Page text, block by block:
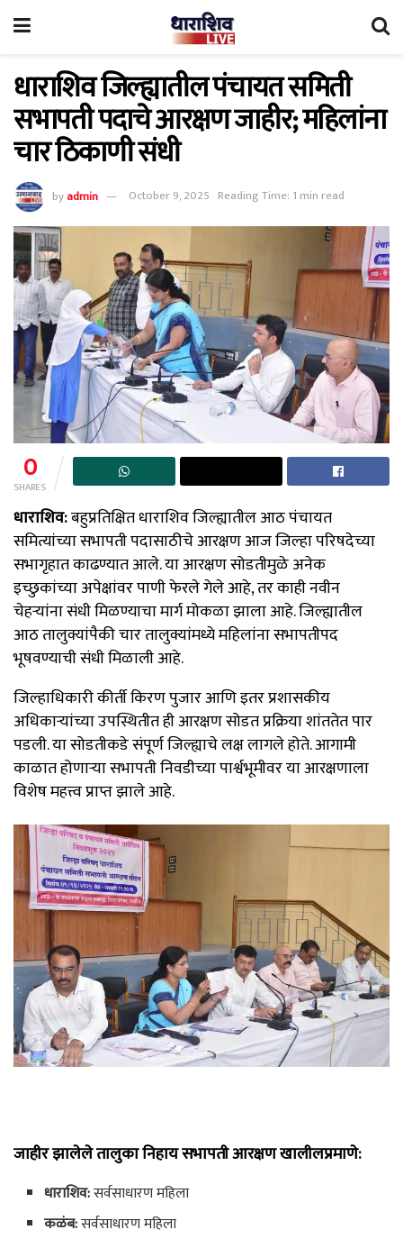
धाराशिव जिल्ह्यातील पंचायत समिती
सभापती पदाचे आरक्षण जाहीर; महिलांना
चार ठिकाणी संधी
byadmin October 9, 2025 Reading Time: 1 min read
0
SHARES
धाराशिव:बहुप्रतिक्षित धाराशिव जिल्ह्यातील आठ पंचायत
समित्यांच्या सभापती पदासाठीचे आरक्षण आज जिल्हा परिषदेच्या
सभागृहात काढण्यात आले. या आरक्षण सोडतीमुळे अनेक
इच्छुकांच्या अपेक्षांवर पाणी फेरले गेले आहे, तर काही नवीन
चेहऱ्यांना संधी मिळण्याचा मार्ग मोकळा झाला आहे. जिल्ह्यातील
आठ तालुक्यांपैकी चार तालुक्यांमध्ये महिलांना सभापतीपद
भूषवण्याची संधी मिळाली आहे.
जिल्हाधिकारी कीर्ती किरण पुजार आणि इतर प्रशासकीय
अधिकाऱ्यांच्या उपस्थितीत ही आरक्षण सोडत प्रक्रिया शांततेत पार
पडली. या सोडतीकडे संपूर्ण जिल्ह्याचे लक्ष लागले होते. आगामी
काळात होणाऱ्या सभापती निवडीच्या पार्श्वभूमीवर या आरक्षणाला
विशेष महत्त्व प्राप्त झाले आहे.
जाहीर झालेले तालुका निहाय सभापती आरक्षण खालीलप्रमाणे:
धाराशिव:सर्वसाधारण महिला
कळंब:सर्वसाधारण महिला